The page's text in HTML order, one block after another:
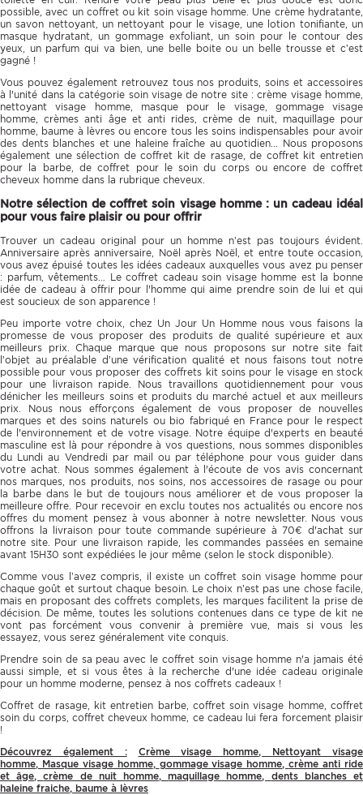
possible, avec un coffret ou kit soin visage homme. Une crème hydratante,
un savon nettoyant, un nettoyant pour le visage, une lotion tonifiante, un
masque hydratant, un gommage exfoliant, un soin pour le contour des
yeux, un parfum qui va bien, une belle boite ou un belle trousse et c’est
gagné !
Vous pouvez également retrouvez tous nos produits, soins et accessoires
à l'unité dans la catégorie soin visage de notre site : crème visage homme,
nettoyant visage homme, masque pour le visage, gommage visage
homme, crèmes anti âge et anti rides, crème de nuit, maquillage pour
homme, baume à lèvres ou encore tous les soins indispensables pour avoir
des dents blanches et une haleine fraîche au quotidien... Nous proposons
également une sélection de coffret kit de rasage, de coffret kit entretien
pour la barbe, de coffret pour le soin du corps ou encore de coffret
cheveux homme dans la rubrique cheveux.
Notre sélection de coffret soin visage homme : un cadeau idéal
pour vous faire plaisir ou pour offrir
Trouver un cadeau original pour un homme n’est pas toujours évident.
Anniversaire après anniversaire, Noël après Noël, et entre toute occasion,
vous avez épuisé toutes les idées cadeaux auxquelles vous avez pu penser
: parfum, vêtements… Le coffret cadeau soin visage homme est la bonne
idée de cadeau à offrir pour l'homme qui aime prendre soin de lui et qui
est soucieux de son apparence !
Peu importe votre choix, chez Un Jour Un Homme nous vous faisons la
promesse de vous proposer des produits de qualité supérieure et aux
meilleurs prix. Chaque marque que nous proposons sur notre site fait
l’objet au préalable d’une vérification qualité et nous faisons tout notre
possible pour vous proposer des coffrets kit soins pour le visage en stock
pour une livraison rapide. Nous travaillons quotidiennement pour vous
dénicher les meilleurs soins et produits du marché actuel et aux meilleurs
prix. Nous nous efforçons également de vous proposer de nouvelles
marques et des soins naturels ou bio fabriqué en France pour le respect
de l'environnement et de votre visage. Notre équipe d'experts en beauté
masculine est là pour répondre à vos questions, nous sommes disponibles
du Lundi au Vendredi par mail ou par téléphone pour vous guider dans
votre achat. Nous sommes également à l'écoute de vos avis concernant
nos marques, nos produits, nos soins, nos accessoires de rasage ou pour
la barbe dans le but de toujours nous améliorer et de vous proposer la
meilleure offre. Pour recevoir en exclu toutes nos actualités ou encore nos
offres du moment pensez à vous abonner à notre newsletter. Nous vous
offrons la livraison pour toute commande supérieure à 70€ d'achat sur
notre site. Pour une livraison rapide, les commandes passées en semaine
avant 15H30 sont expédiées le jour même (selon le stock disponible).
Comme vous l’avez compris, il existe un coffret soin visage homme pour
chaque goût et surtout chaque besoin. Le choix n’est pas une chose facile,
mais en proposant des coffrets complets, les marques facilitent la prise de
décision. De même, toutes les solutions contenues dans ce type de kit ne
vont pas forcément vous convenir à première vue, mais si vous les
essayez, vous serez généralement vite conquis.
Prendre soin de sa peau avec le coffret soin visage homme n'a jamais été
aussi simple, et si vous êtes à la recherche d'une idée cadeau originale
pour un homme moderne, pensez à nos coffrets cadeaux !
Coffret de rasage, kit entretien barbe, coffret soin visage homme, coffret
soin du corps, coffret cheveux homme, ce cadeau lui fera forcement plaisir
!
Découvrez également :
Crème visage homme, Nettoyant visage
homme, Masque visage homme, gommage visage homme,crème anti ride
et âge,crème de nuit homme, maquillage homme, dents blanches et
haleine fraiche, baume à lèvres